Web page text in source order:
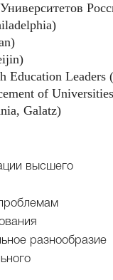
Education Leaders
of
Galatz)
высшего
разнообразие